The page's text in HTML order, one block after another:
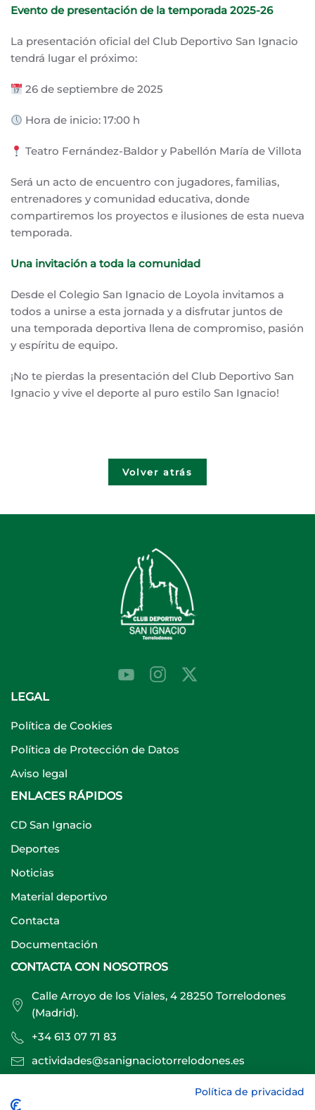
Evento de presentación de la temporada 2025-26
La presentación oficial del Club Deportivo San Ignacio
tendrá lugar el próximo:
26 de septiembre de 2025
Hora de inicio: 17:00 h
Teatro Fernández-Baldor y Pabellón María de Villota
Será un acto de encuentro con jugadores, familias,
entrenadores y comunidad educativa, donde
compartiremos los proyectos e ilusiones de esta nueva
temporada.
Una invitación a toda la comunidad
Desde el Colegio San Ignacio de Loyola invitamos a
todos a unirse a esta jornada y a disfrutar juntos de
una temporada deportiva llena de compromiso, pasión
y espíritu de equipo.
¡No te pierdas la presentación del Club Deportivo San
Ignacio y vive el deporte al puro estilo San Ignacio!
Volver atrás
LEGAL
Política de Cookies
Política de Protección de Datos
Aviso legal
ENLACES RÁPIDOS
CD San Ignacio
Deportes
Noticias
Material deportivo
Contacta
Documentación
CONTACTA CON NOSOTROS
Calle Arroyo de los Viales, 4 28250 Torrelodones
(Madrid).
+34 613 07 71 83
actividades@sanignaciotorrelodones.es
Sitio web creado por
Política de privacidad